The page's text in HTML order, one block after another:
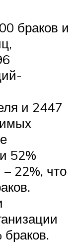
браков и
и 2447
52%
– 22%, что